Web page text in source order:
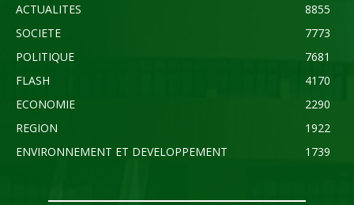
ACTUALITES
8855
SOCIETE
7773
POLITIQUE
7681
FLASH
4170
ECONOMIE
2290
REGION
1922
ENVIRONNEMENT ET DEVELOPPEMENT
1739